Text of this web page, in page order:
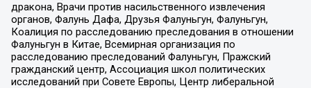
дракона, Врачи против насильственного извлечения
органов, Фалунь Дафа, Друзья Фалуньгун, Фалуньгун,
Коалиция по расследованию преследования в отношении
Фалуньгун в Китае, Всемирная организация по
расследованию преследований Фалуньгун, Пражский
гражданский центр, Ассоциация школ политических
исследований при Совете Европы, Центр либеральной